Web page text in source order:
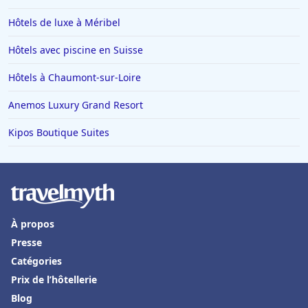
Hôtels à Ambert
Hôtels à Puy-du-Fou
Hôtels à Tarnos
Hôtels à Le Barcares
Hôtels à Moulis
Hôtels à Lucerne
Hôtels à Thannenkirch
Hôtels à Vidauban
Hôtels à Taghazout
Hôtels de luxe à Méribel
Hôtels avec piscine en Suisse
Hôtels à Chaumont-sur-Loire
Anemos Luxury Grand Resort
Kipos Boutique Suites
À propos
Presse
Catégories
Prix de l’hôtellerie
Blog